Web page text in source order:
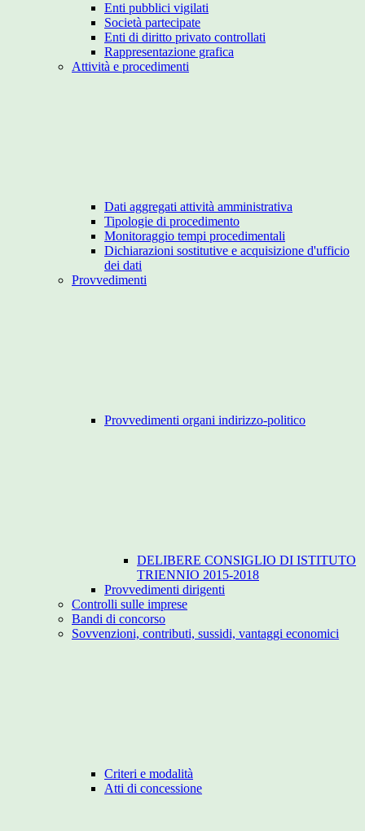
Enti pubblici vigilati
Società partecipate
Enti di diritto privato controllati
Rappresentazione grafica
Attività e procedimenti
Dati aggregati attività amministrativa
Tipologie di procedimento
Monitoraggio tempi procedimentali
Dichiarazioni sostitutive e acquisizione d'ufficio
dei dati
Provvedimenti
Provvedimenti organi indirizzo-politico
DELIBERE CONSIGLIO DI ISTITUTO
TRIENNIO 2015-2018
Provvedimenti dirigenti
Controlli sulle imprese
Bandi di concorso
Sovvenzioni, contributi, sussidi, vantaggi economici
Criteri e modalità
Atti di concessione